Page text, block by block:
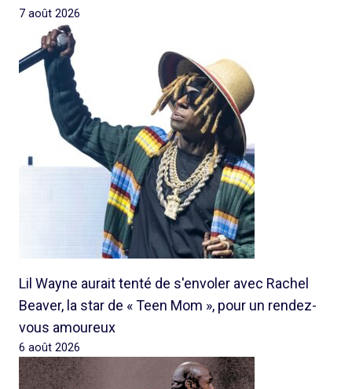
7 août 2026
Lil Wayne aurait tenté de s'envoler avec Rachel
Beaver, la star de « Teen Mom », pour un rendez-
vous amoureux
6 août 2026